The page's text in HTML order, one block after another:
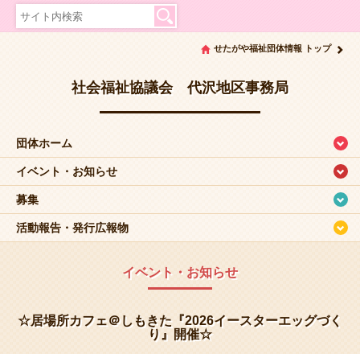
せたがや福祉団体情報 トップ
社会福祉協議会 代沢地区事務局
団体ホーム
イベント・お知らせ
募集
活動報告・発行広報物
イベント・お知らせ
☆居場所カフェ＠しもきた『2026イースターエッグづく
り』開催☆